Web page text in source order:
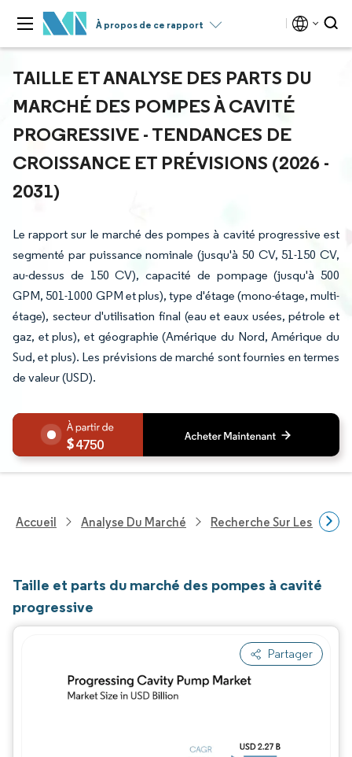
À propos de ce rapport
TAILLE ET ANALYSE DES PARTS DU
MARCHÉ DES POMPES À CAVITÉ
PROGRESSIVE - TENDANCES DE
CROISSANCE ET PRÉVISIONS (2026 -
2031)
Le rapport sur le marché des pompes à cavité progressive est
segmenté par puissance nominale (jusqu'à 50 CV, 51-150 CV,
au-dessus de 150 CV), capacité de pompage (jusqu'à 500
GPM, 501-1000 GPM et plus), type d'étage (mono-étage, multi-
étage), secteur d'utilisation final (eau et eaux usées, pétrole et
gaz, et plus), et géographie (Amérique du Nord, Amérique du
Sud, et plus). Les prévisions de marché sont fournies en termes
de valeur (USD).
4750
Accueil Analyse Du Marché Recherche Sur Les
Taille et parts du marché des pompes à cavité
progressive
Partager